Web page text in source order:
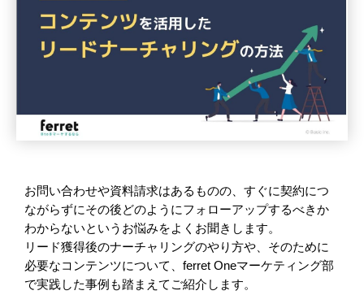
セミナー
お問い合わせや資料請求はあるものの、すぐに契約につ
ながらずにその後どのようにフォローアップするべきか
わからないというお悩みをよくお聞きします。
リード獲得後のナーチャリングのやり方や、そのために
必要なコンテンツについて、ferret Oneマーケティング部
で実践した事例も踏まえてご紹介します。